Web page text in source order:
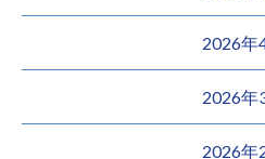
2026年
2026年
2026年